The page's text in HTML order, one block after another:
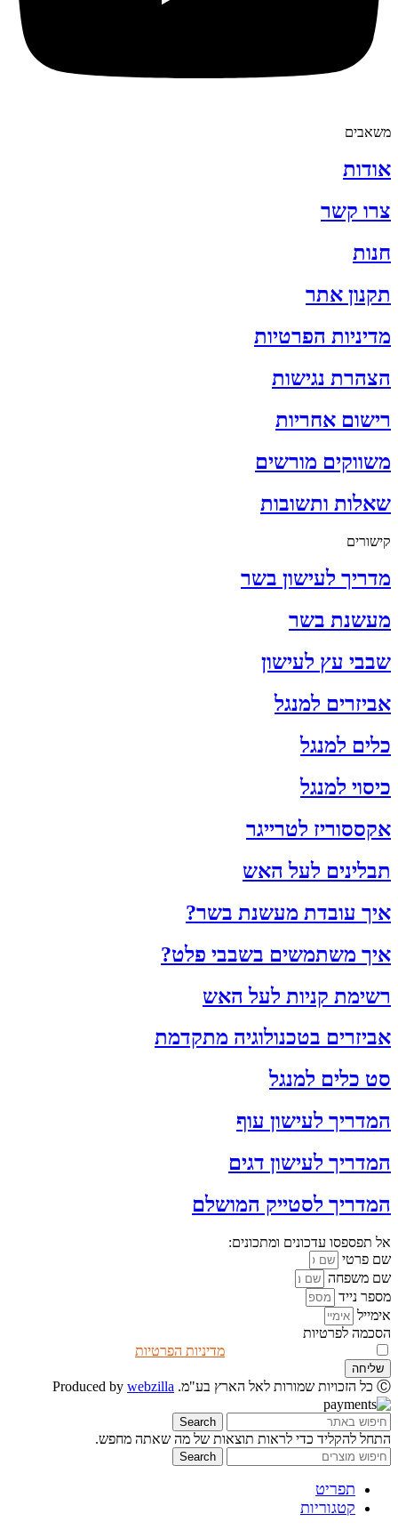
משאבים
אודות
צרו קשר
חנות
תקנון אתר
מדיניות הפרטיות
הצהרת נגישות
רישום אחריות
משווקים מורשים
שאלות ותשובות
קישורים
מדריך לעישון בשר
מעשנת בשר
שבבי עץ לעישון
אביזרים למנגל
כלים למנגל
כיסוי למנגל
אקססוריז לטרייגר
תבלינים לעל האש
איך עובדת מעשנת בשר?
איך משתמשים בשבבי פלט?
רשימת קניות לעל האש
אביזרים בטכנולוגיה מתקדמת
סט כלים למנגל
המדריך לעישון עוף
המדריך לעישון דגים
המדריך לסטייק המושלם
אל תפספסו עדכונים ומתכונים:
שם פרטי
שם משפחה
מספר נייד
אימייל
הסכמה לפרטיות
מדיניות הפרטיות
שליחה
Ⓒ כל הזכויות שמורות לאל הארץ בע"מ. Produced by webzilla
Search
התחל להקליד כדי לראות תוצאות של מה שאתה מחפש.
Search
תפריט
קטגוריות